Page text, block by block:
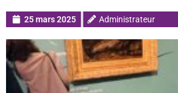
25 mars 2025 Administrateur